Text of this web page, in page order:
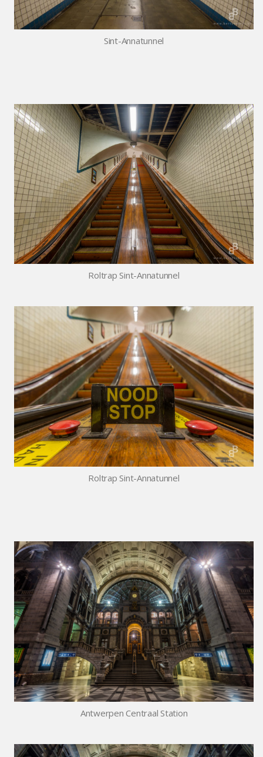
Sint-Annatunnel
Roltrap Sint-Annatunnel
Roltrap Sint-Annatunnel
Antwerpen Centraal Station